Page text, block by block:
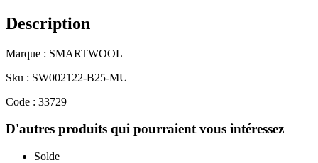
Description
Marque : SMARTWOOL
Sku : SW002122-B25-MU
Code : 33729
D'autres produits qui pourraient vous intéressez
Solde